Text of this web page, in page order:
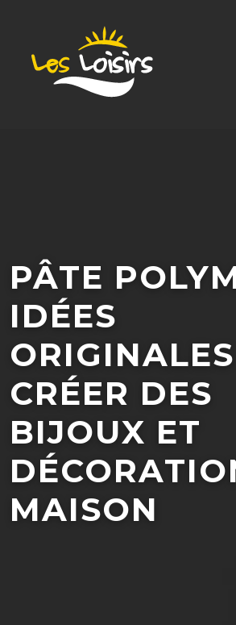
PÂTE
IDÉES
CRÉER DES
BIJOUX ET
MAISON